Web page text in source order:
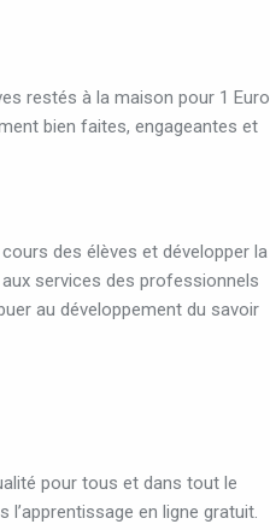
restés à la maison pour 1 Euro
bien faites, engageantes et
des élèves et développer la
services des professionnels
au développement du savoir
pour tous et dans tout le
en ligne gratuit.